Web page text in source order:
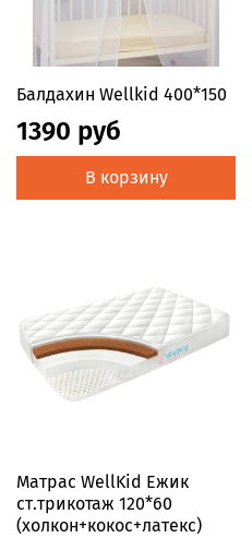
Балдахин Wellkid 400*150
1390 руб
В корзину
Матрас WellKid Ежик
ст.трикотаж 120*60
(холкон+кокос+латекс)